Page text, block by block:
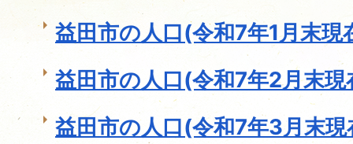
益田市の人口(令和7年1月末現
益田市の人口(令和7年2月末現
益田市の人口(令和7年3月末現